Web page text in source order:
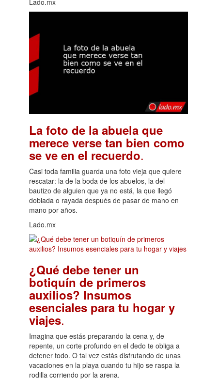
La foto de la abuela que
merece verse tan bien como
se ve en el recuerdo.
Casi toda familia guarda una foto vieja que quiere
rescatar: la de la boda de los abuelos, la del
bautizo de alguien que ya no está, la que llegó
doblada o rayada después de pasar de mano en
mano por años.
Lado.mx
¿Qué debe tener un
botiquín de primeros
auxilios? Insumos
esenciales para tu hogar y
viajes.
Imagina que estás preparando la cena y, de
repente, un corte profundo en el dedo te obliga a
detener todo. O tal vez estás disfrutando de unas
vacaciones en la playa cuando tu hijo se raspa la
rodilla corriendo por la arena.